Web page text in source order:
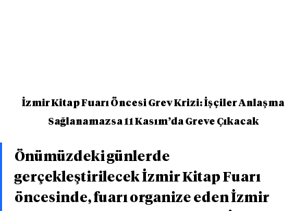
İzmir Kitap Fuarı Öncesi Grev Krizi: İşçiler Anlaşma
Sağlanamazsa 11 Kasım’da Greve Çıkacak
Önümüzdeki günlerde
gerçekleştirilecek İzmir Kitap Fuarı
öncesinde, fuarı organize eden İzmir